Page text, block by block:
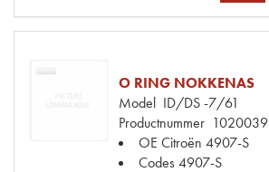
O RING NOKKENAS
Model ID/DS -7/61
Productnummer 1020039
OE Citroën 4907-S
Codes4907-S